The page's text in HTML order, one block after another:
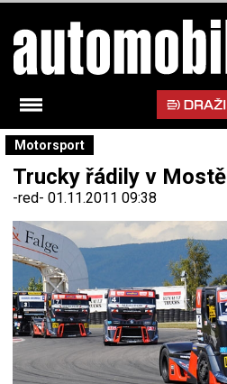
Motorsport
Trucky řádily v Mostě
-red- 01.11.2011 09:38